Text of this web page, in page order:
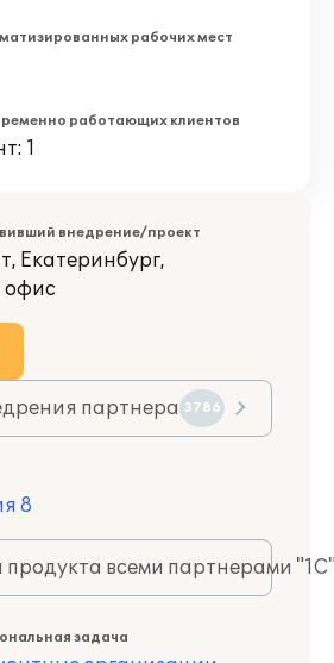
рабочих мест
работающих клиентов
1
внедрение/проект
Екатеринбург,
офис
партнера 3786
8
продукта всеми партнерами
задача